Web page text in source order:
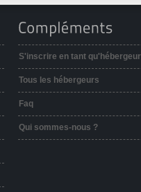
S'inscrire en tant qu'hébergeur
Tous les hébergeurs
Faq
Qui sommes-nous ?